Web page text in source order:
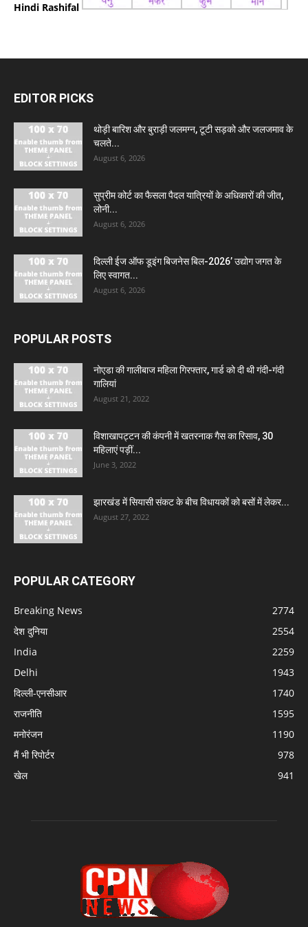
Hindi Rashifal
EDITOR PICKS
थोड़ी बारिश और बुराड़ी जलमग्न, टूटी सड़को और जलजमाव के
चलते...
August 6, 2026
सुप्रीम कोर्ट का फैसला पैदल यात्रियों के अधिकारों की जीत,
लोनी...
August 6, 2026
दिल्ली ईज ऑफ डूइंग बिजनेस बिल-2026’ उद्योग जगत के
लिए स्वागत...
August 6, 2026
POPULAR POSTS
नोएडा की गालीबाज महिला गिरफ्तार, गार्ड को दी थी गंदी-गंदी
गालियां
August 21, 2022
विशाखापट्टन की कंपनी में खतरनाक गैस का रिसाव, 30
महिलाएं पड़ीं...
June 3, 2022
झारखंड में सियासी संकट के बीच विधायकों को बसों में लेकर...
August 27, 2022
POPULAR CATEGORY
Breaking News
2774
देश दुनिया
2554
India
2259
Delhi
1943
दिल्ली-एनसीआर
1740
राजनीति
1595
मनोरंजन
1190
मैं भी रिपोर्टर
978
खेल
941